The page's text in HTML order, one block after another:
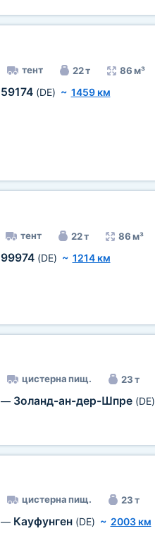
тент 22 т 86 м³
59174 (DE) ~ 1459 км
тент 22 т 86 м³
99974 (DE) ~ 1214 км
цистерна пищ. 23 т
— Золанд-ан-дер-Шпре (DE)
цистерна пищ. 23 т
— Кауфунген (DE) ~ 2003 км